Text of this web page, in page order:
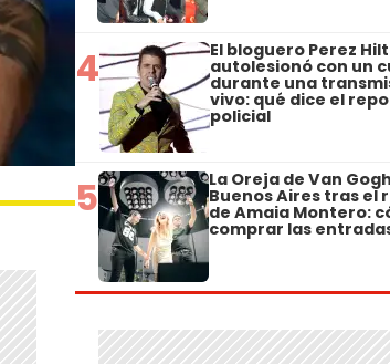
4 El bloguero Perez
autolesionó con un
durante una
vivo: qué dice el
policial
5 La Oreja de Van
Buenos Aires tras el
de Amaia Montero:
comprar las